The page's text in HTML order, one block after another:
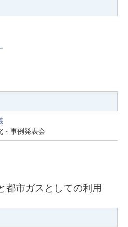
・事例発表会
都市ガスとしての利用